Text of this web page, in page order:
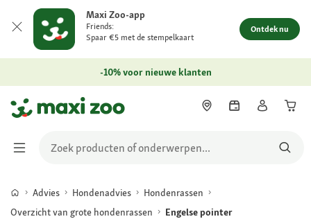
Maxi Zoo-app
Friends:
Spaar €5 met de stempelkaart
Ontdek nu
-10% voor nieuwe klanten
Advies Hondenadvies
Hondenrassen
Overzicht van grote hondenrassen
Engelse pointer